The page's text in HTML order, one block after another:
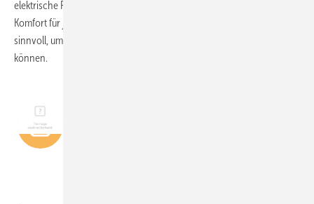
elektrische Fußbodenheizung für warme Füße im Bad. Ein schöner
Komfort für jeden Tag und gerade bei begleiteten Duschgängen sehr
sinnvoll, um für angenehme und ausreichend Wärme sorgen zu
können.